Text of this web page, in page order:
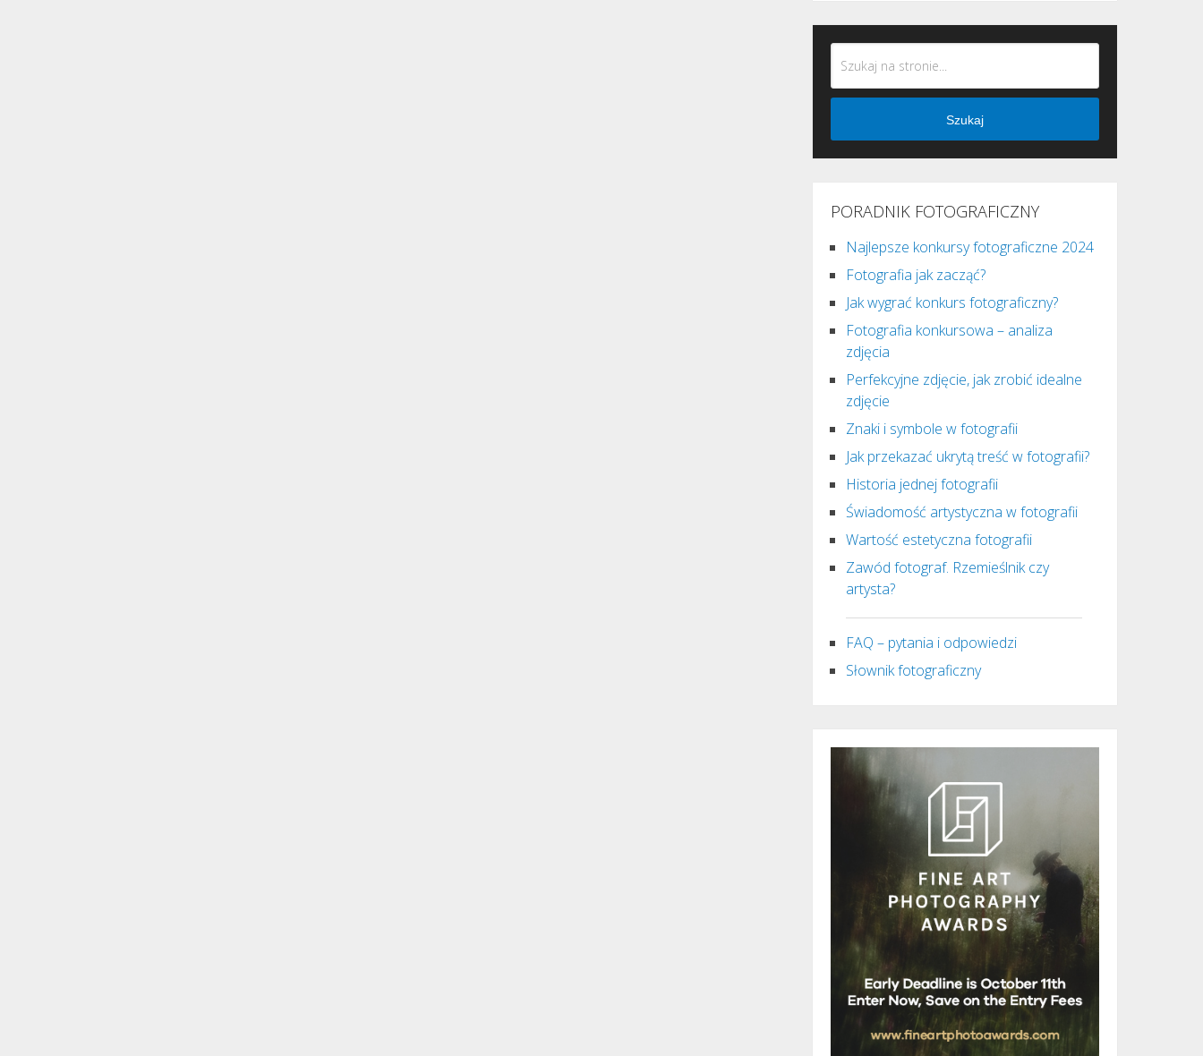
Szukaj
PORADNIK FOTOGRAFICZNY
Najlepsze konkursy fotograficzne 2024
Fotografia jak zacząć?
Jak wygrać konkurs fotograficzny?
Fotografia konkursowa – analiza
zdjęcia
Perfekcyjne zdjęcie, jak zrobić idealne
zdjęcie
Znaki i symbole w fotografii
Jak przekazać ukrytą treść w fotografii?
Historia jednej fotografii
Świadomość artystyczna w fotografii
Wartość estetyczna fotografii
Zawód fotograf. Rzemieślnik czy
artysta?
FAQ – pytania i odpowiedzi
Słownik fotograficzny